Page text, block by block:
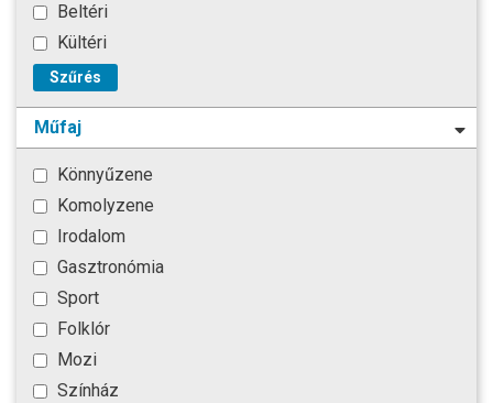
Beltéri
Kültéri
Szűrés
Műfaj
Könnyűzene
Komolyzene
Irodalom
Gasztronómia
Sport
Folklór
Mozi
Színház